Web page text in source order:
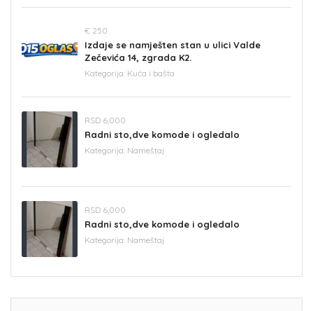
€ 250
Izdaje se namješten stan u ulici Valde
Zečevića 14, zgrada K2.
Kategorija: Kuća i bašta
RSD 6,000
Radni sto,dve komode i ogledalo
Kategorija: Nameštaj
RSD 6,000
Radni sto,dve komode i ogledalo
Kategorija: Nameštaj